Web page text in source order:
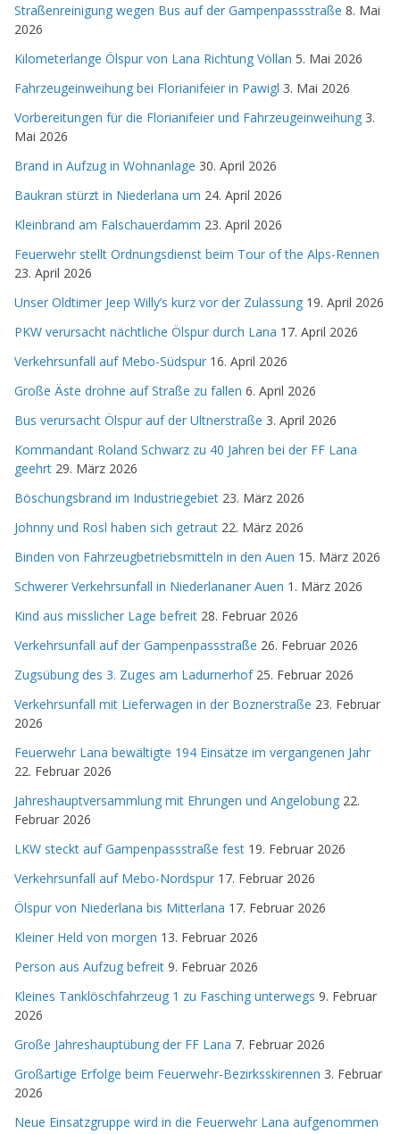
Straßenreinigung wegen Bus auf der Gampenpassstraße 8. Mai
2026
Kilometerlange Ölspur von Lana Richtung Völlan 5. Mai 2026
Fahrzeugeinweihung bei Florianifeier in Pawigl 3. Mai 2026
Vorbereitungen für die Florianifeier und Fahrzeugeinweihung 3.
Mai 2026
Brand in Aufzug in Wohnanlage 30. April 2026
Baukran stürzt in Niederlana um 24. April 2026
Kleinbrand am Falschauerdamm 23. April 2026
Feuerwehr stellt Ordnungsdienst beim Tour of the Alps-Rennen
23. April 2026
Unser Oldtimer Jeep Willy’s kurz vor der Zulassung 19. April 2026
PKW verursacht nächtliche Ölspur durch Lana 17. April 2026
Verkehrsunfall auf Mebo-Südspur 16. April 2026
Große Äste drohne auf Straße zu fallen 6. April 2026
Bus verursacht Ölspur auf der Ultnerstraße 3. April 2026
Kommandant Roland Schwarz zu 40 Jahren bei der FF Lana
geehrt 29. März 2026
Böschungsbrand im Industriegebiet 23. März 2026
Johnny und Rosl haben sich getraut 22. März 2026
Binden von Fahrzeugbetriebsmitteln in den Auen 15. März 2026
Schwerer Verkehrsunfall in Niederlananer Auen 1. März 2026
Kind aus misslicher Lage befreit 28. Februar 2026
Verkehrsunfall auf der Gampenpassstraße 26. Februar 2026
Zugsübung des 3. Zuges am Ladurnerhof 25. Februar 2026
Verkehrsunfall mit Lieferwagen in der Boznerstraße 23. Februar
2026
Feuerwehr Lana bewältigte 194 Einsätze im vergangenen Jahr
22. Februar 2026
Jahreshauptversammlung mit Ehrungen und Angelobung 22.
Februar 2026
LKW steckt auf Gampenpassstraße fest 19. Februar 2026
Verkehrsunfall auf Mebo-Nordspur 17. Februar 2026
Ölspur von Niederlana bis Mitterlana 17. Februar 2026
Kleiner Held von morgen 13. Februar 2026
Person aus Aufzug befreit 9. Februar 2026
Kleines Tanklöschfahrzeug 1 zu Fasching unterwegs 9. Februar
2026
Große Jahreshauptübung der FF Lana 7. Februar 2026
Großartige Erfolge beim Feuerwehr-Bezirksskirennen 3. Februar
2026
Neue Einsatzgruppe wird in die Feuerwehr Lana aufgenommen